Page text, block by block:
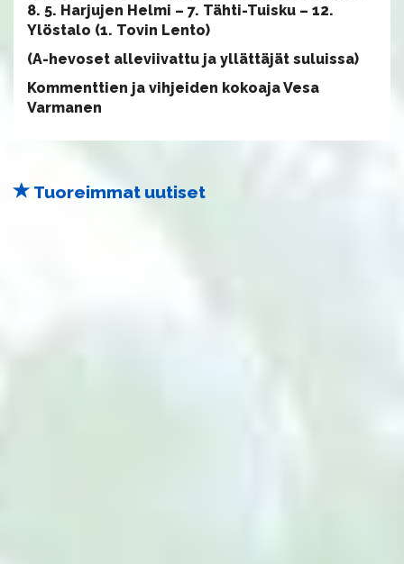
8. 5. Harjujen Helmi – 7. Tähti-Tuisku – 12.
Ylöstalo (1. Tovin Lento)
(A-hevoset alleviivattu ja yllättäjät suluissa)
Kommenttien ja vihjeiden kokoaja Vesa
Varmanen
Tuoreimmat uutiset